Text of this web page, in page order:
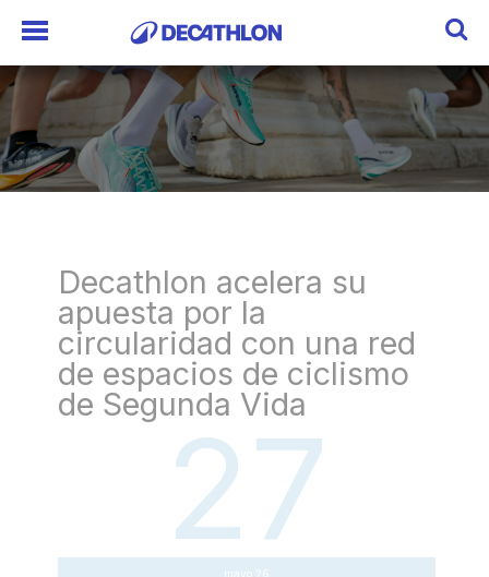
Decathlon acelera su
apuesta por la
circularidad con una red
de espacios de ciclismo
de Segunda Vida
27
mayo 26